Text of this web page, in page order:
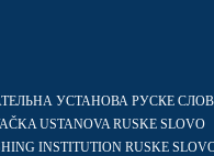
УСТАНОВА РУСКЕ
USTANOVA RUSKE SLOVO
INSTITUTION RUSKE